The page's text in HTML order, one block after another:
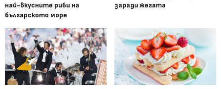
най-вкусните риби на
българското море
заради жегата